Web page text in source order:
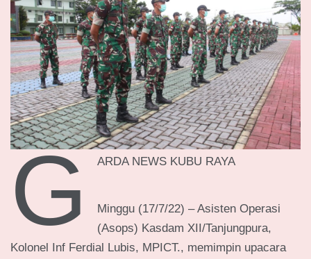
G ARDA NEWS KUBU RAYA
Minggu (17/7/22) – Asisten Operasi
(Asops) Kasdam XII/Tanjungpura,
Kolonel Inf Ferdial Lubis, MPICT., memimpin upacara